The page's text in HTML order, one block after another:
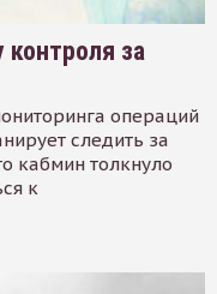
контроля за
операций
следить за
кабмин толкнуло
к